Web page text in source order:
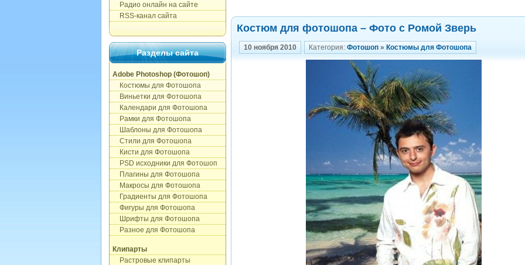
Радио онлайн на сайте
RSS-канал сайта
Разделы сайта
Adobe Photoshop (Фотошоп)
Костюмы для Фотошопа
Виньетки для Фотошопа
Календари для Фотошопа
Рамки для Фотошопа
Шаблоны для Фотошопа
Стили для Фотошопа
Кисти для Фотошопа
PSD исходники для Фотошоп
Плагины для Фотошопа
Макросы для Фотошопа
Градиенты для Фотошопа
Фигуры для Фотошопа
Шрифты для Фотошопа
Разное для Фотошопа
Клипарты
Растровые клипарты
Костюм для фотошопа – Фото с Ромой Зверь
10 ноября 2010 Категория: Фотошоп » Костюмы для Фотошопа